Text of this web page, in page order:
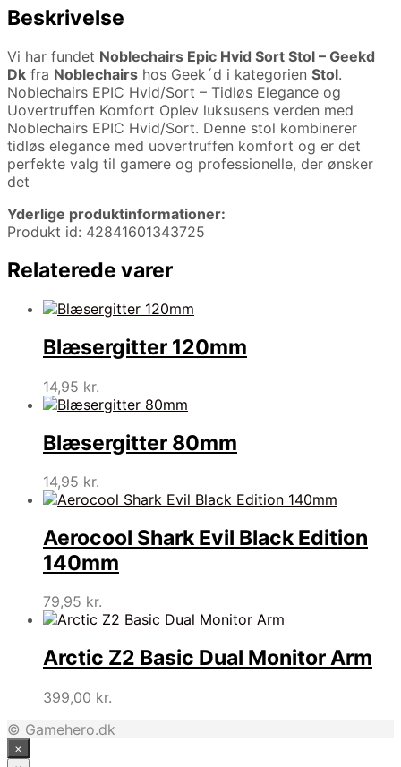
Beskrivelse
Vi har fundet Noblechairs Epic Hvid Sort Stol – Geekd
Dk fra Noblechairs hos Geek´d i kategorien Stol.
Noblechairs EPIC Hvid/Sort – Tidløs Elegance og
Uovertruffen Komfort Oplev luksusens verden med
Noblechairs EPIC Hvid/Sort. Denne stol kombinerer
tidløs elegance med uovertruffen komfort og er det
perfekte valg til gamere og professionelle, der ønsker
det
Yderlige produktinformationer:
Produkt id: 42841601343725
Relaterede varer
Blæsergitter 120mm
14,95 kr.
Blæsergitter 80mm
14,95 kr.
Aerocool Shark Evil Black Edition
140mm
79,95 kr.
Arctic Z2 Basic Dual Monitor Arm
399,00 kr.
© Gamehero.dk
×